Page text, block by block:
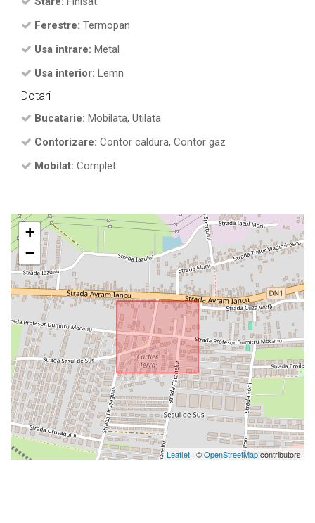
Ferestre: Termopan
Usa intrare: Metal
Usa interior: Lemn
Dotari
Bucatarie: Mobilata, Utilata
Contorizare: Contor caldura, Contor gaz
Mobilat: Complet
+
−
Leaflet | ©OpenStreetMapcontributors